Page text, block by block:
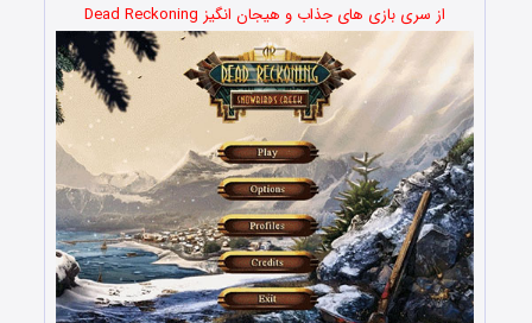
از سری بازی های جذاب و هیجان انگیز Dead Reckoning